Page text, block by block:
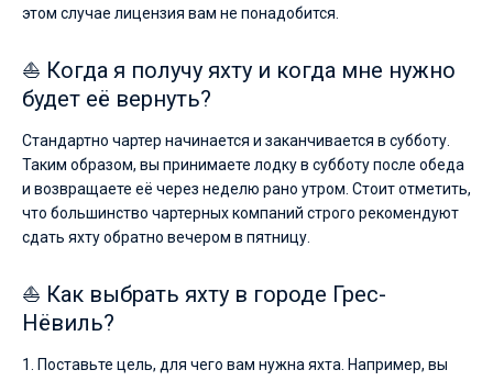
этом случае лицензия вам не понадобится.
⛵ Когда я получу яхту и когда мне нужно
будет её вернуть?
Стандартно чартер начинается и заканчивается в субботу.
Таким образом, вы принимаете лодку в субботу после обеда
и возвращаете её через неделю рано утром. Стоит отметить,
что большинство чартерных компаний строго рекомендуют
сдать яхту обратно вечером в пятницу.
⛵ Как выбрать яхту в городе Грес-
Нёвиль?
1. Поставьте цель, для чего вам нужна яхта. Например, вы